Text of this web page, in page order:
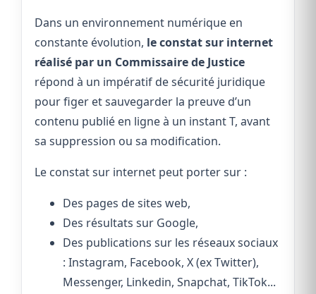
Dans un environnement numérique en
constante évolution, le constat sur internet
réalisé par un Commissaire de Justice
répond à un impératif de sécurité juridique
pour figer et sauvegarder la preuve d’un
contenu publié en ligne à un instant T, avant
sa suppression ou sa modification.
Le constat sur internet peut porter sur :
Des pages de sites web,
Des résultats sur Google,
Des publications sur les réseaux sociaux
: Instagram, Facebook, X (ex Twitter),
Messenger, Linkedin, Snapchat, TikTok...